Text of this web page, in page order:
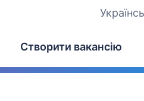
Створити вакансію